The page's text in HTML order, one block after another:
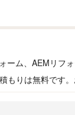
ーム、AEMリフ
もりは無料です